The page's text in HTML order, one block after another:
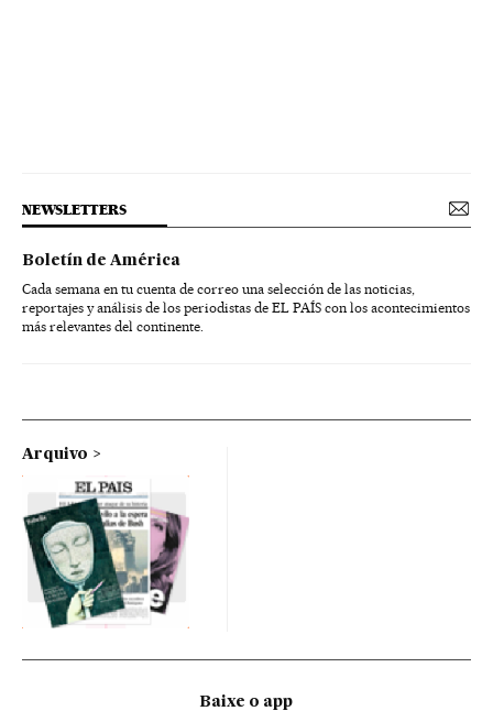
NEWSLETTERS
Boletín de América
Cada semana en tu cuenta de correo una selección de las noticias,
reportajes y análisis de los periodistas de EL PAÍS con los acontecimientos
más relevantes del continente.
Arquivo
Baixe o app